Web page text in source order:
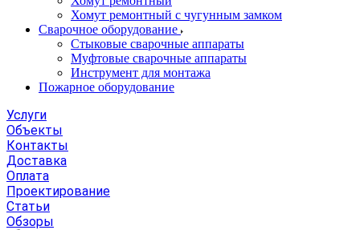
Хомут ремонтный с чугунным замком
Сварочное оборудование
Стыковые сварочные аппараты
Муфтовые сварочные аппараты
Инструмент для монтажа
Пожарное оборудование
Услуги
Объекты
Контакты
Доставка
Оплата
Проектирование
Статьи
Обзоры